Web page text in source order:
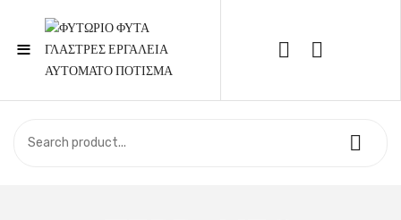
≡
Call Support: 210 6857844